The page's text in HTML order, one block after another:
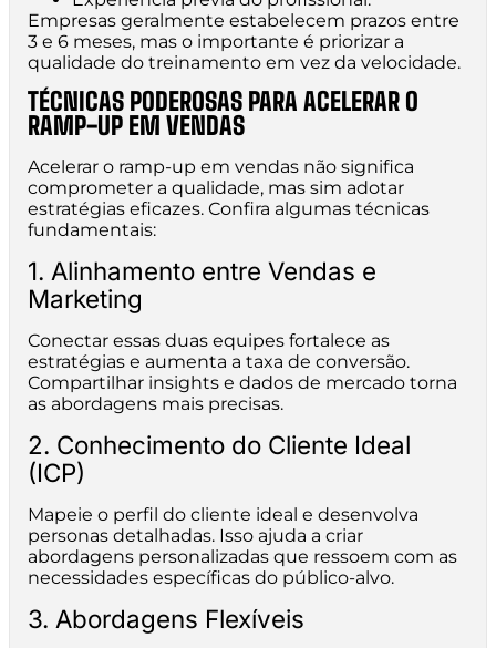
Empresas geralmente estabelecem prazos entre
3 e 6 meses, mas o importante é priorizar a
qualidade do treinamento em vez da velocidade.
TÉCNICAS PODEROSAS PARA ACELERAR O
RAMP-UP EM VENDAS
Acelerar o ramp-up em vendas não significa
comprometer a qualidade, mas sim adotar
estratégias eficazes. Confira algumas técnicas
fundamentais:
1. Alinhamento entre Vendas e
Marketing
Conectar essas duas equipes fortalece as
estratégias e aumenta a taxa de conversão.
Compartilhar insights e dados de mercado torna
as abordagens mais precisas.
2. Conhecimento do Cliente Ideal
(ICP)
Mapeie o perfil do cliente ideal e desenvolva
personas detalhadas. Isso ajuda a criar
abordagens personalizadas que ressoem com as
necessidades específicas do público-alvo.
3. Abordagens Flexíveis